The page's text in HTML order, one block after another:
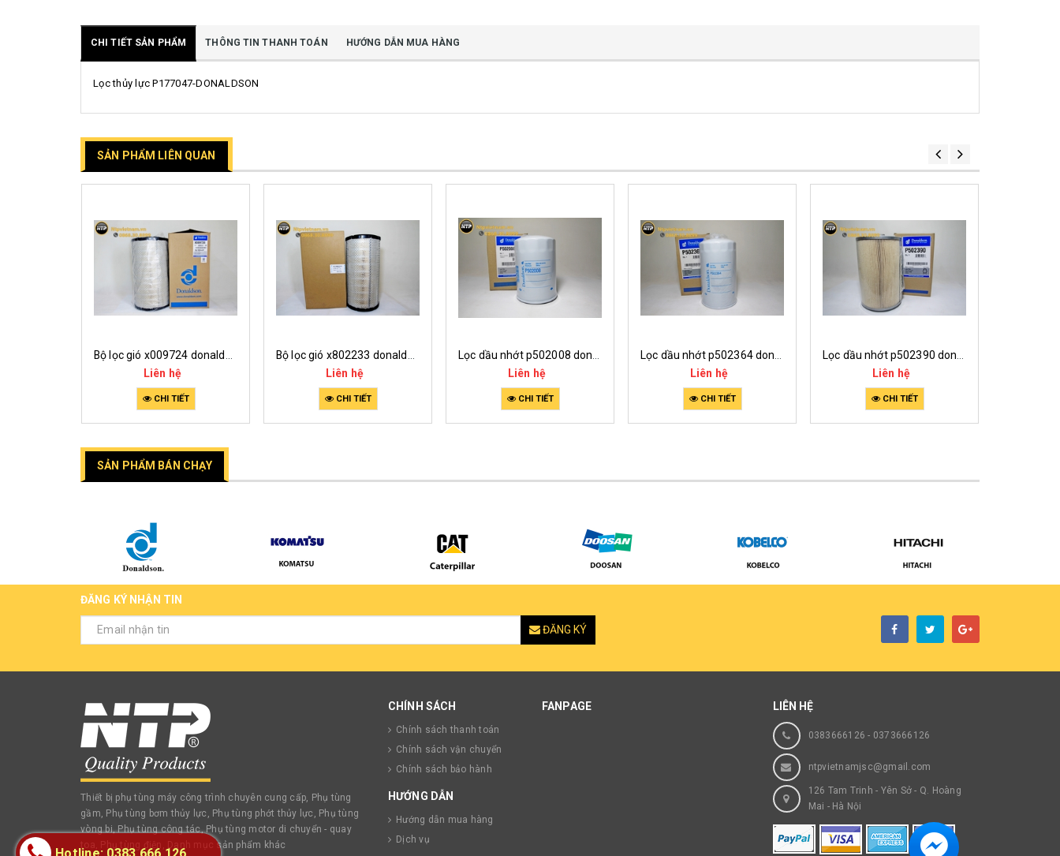
CHI TIẾT SẢN PHẨM THÔNG TIN THANH TOÁN HƯỚNG DẪN MUA HÀNG
Lọc thủy lực P177047-DONALDSON
SẢN PHẨM LIÊN QUAN
Liên hệ
CHI TIẾT
Liên hệ
CHI TIẾT
Liên hệ
CHI TIẾT
Liên hệ
CHI TIẾT
Liên hệ
CHI TIẾT
SẢN PHẨM BÁN CHẠY
ĐĂNG KÝ NHẬN TIN
ĐĂNG KÝ
Thiết bị phụ tùng máy công trình chuyên cung cấp, Phụ tùng
gầm, Phụ tùng bơm thủy lực, Phụ tùng phớt thủy lực, Phụ tùng
vòng bi, Phụ tùng công tác, Phụ tùng motor di chuyển - quay
toa, Phụ tùng điện, Danh mục sản phẩm khác
CHÍNH SÁCH
Chính sách thanh toán
Chính sách vận chuyển
Chính sách bảo hành
HƯỚNG DẪN
Hướng dẫn mua hàng
Dịch vụ
FANPAGE LIÊN HỆ
0383666126 - 0373666126
ntpvietnamjsc@gmail.com
126 Tam Trinh - Yên Sở - Q. Hoàng
Mai - Hà Nội
Hotline: 0383 666 126